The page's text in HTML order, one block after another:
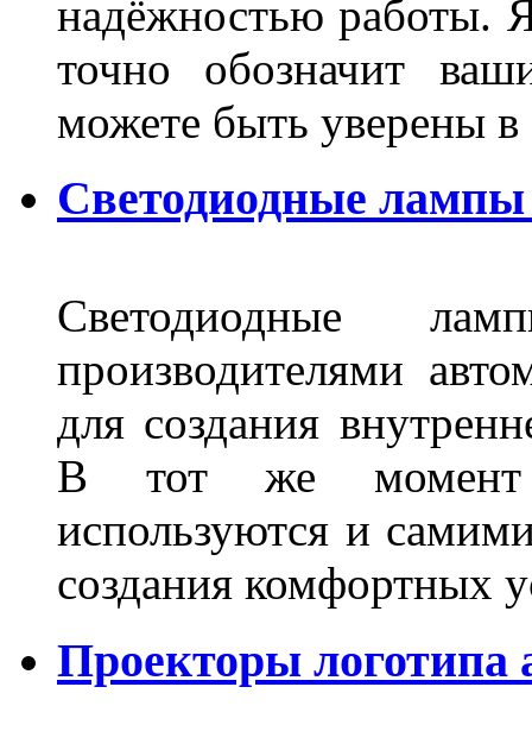
надёжностью работы.
точно обозначит
можете быть уверены
Светодиодные
Светодиодные
производителями
для создания
В тот же момент
используются и
создания комфортных
Проекторы логотипа